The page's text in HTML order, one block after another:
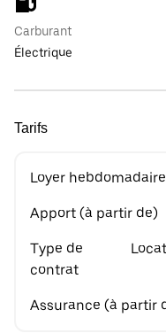
Carburant
Électrique
Tarifs
Loyer
Apport (à partir de)
Type de
contrat
Assurance (à partir